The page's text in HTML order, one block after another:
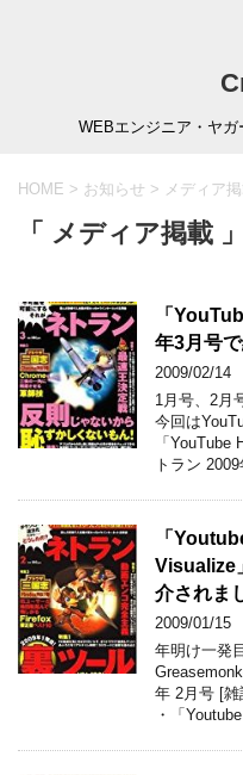
WEBエンジニア・ヤ
HOME > お知らせ > メディア
「 メディア掲載
「
年3月号
2009/02/14
1月号、2月
今回は
「
トラン
「
Visualize
介されま
2009/01/15
年明け一発
年 2月号 [雑
・「